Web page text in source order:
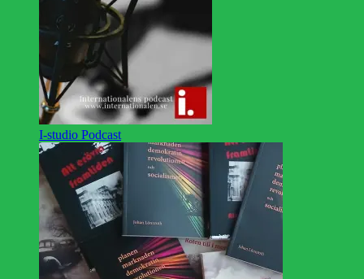
I-studio Podcast